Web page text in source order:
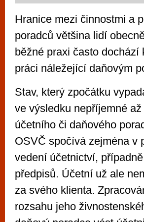
Hranice mezi činnostmi a
poradců většina lidí
běžné praxi často
práci náležející daňovým
Stav, který zpočátku
ve výsledku nepříjemné
účetního či daňového
OSVČ spočívá zejména v
vedení účetnictví,
předpisů. Účetní už ale
za svého klienta.
rozsahu jeho